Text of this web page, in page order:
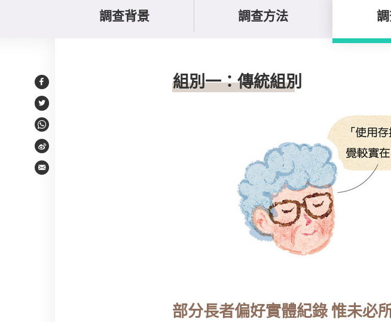
調查背景 調查方法
Facebook
Twitter
WhatsApp
Weibo
Email
組別一：傳統組別
部分長者偏好實體紀錄 惟未必